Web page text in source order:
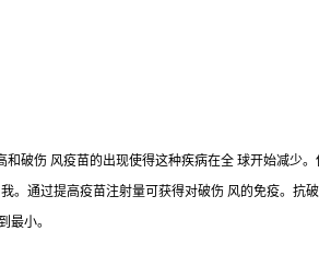
破伤 风疫苗的出现使得这种疾病在全 球开始减少
。通过提高疫苗注射量可获得对破伤 风的免疫。
最小。